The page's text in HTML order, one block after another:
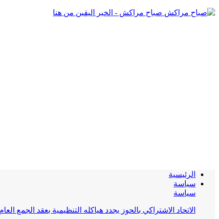
صباح مراكش - الخبر اليقين من هنا
الرئيسية
سياسة
سياسة
الاتحاد الاشتراكي بالحوز يجدد هياكله التنظيمية بعقد الجمع